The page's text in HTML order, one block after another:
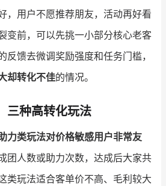
，用户不愿推荐朋友，活动再好看
变前，可以先挑一小部分核心老客
反馈去微调奖励强度和任务门槛，
却转化不佳的情况。
三种高转化玩法
力类玩法对价格敏感用户非常友
团人数或助力次数，达成后大家共
类玩法适合客单价不高、毛利较大